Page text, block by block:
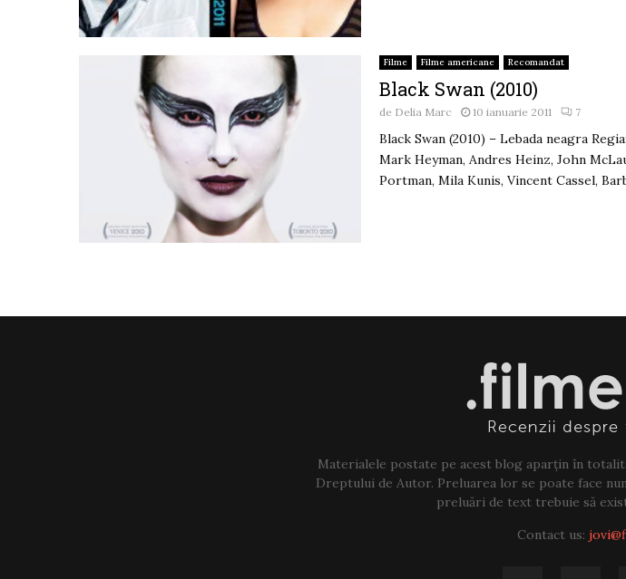
Filme Filme americane Recomandat
Black Swan (2010)
de Delia Marc 10 ianuarie 2011 7
Black Swan (2010) – Lebada neagra
Mark Heyman, Andres Heinz, John
Portman, Mila Kunis, Vincent Cassel,
Materialele postate pe acest blog aparțin în
Dreptului de Autor. Preluarea lor se poate face
preluări de text trebuie să
Contact us: